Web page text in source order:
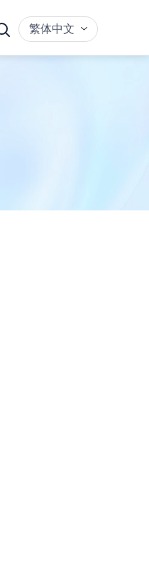
繁体中文